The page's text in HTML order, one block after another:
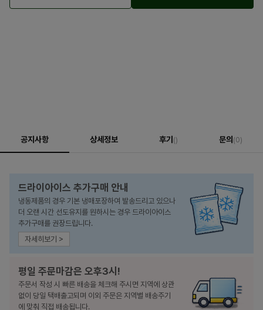
공지사항 상세정보 후기 () 문의 (0)
드라이아이스 추가구매 안내
냉동제품의 경우 기본 냉매포장하여 발송드리고 있으나
더 오랜 시간 선도유지를 원하시는 경우 드라이아이스
추가구매를 권장드립니다.
자세히보기 >
평일 주문마감은 오후3시!
주문서 작성 시 빠른 배송을 체크해 주시면 지역에 상관
없이 당일 택배출고되며 이외 주문은 지역별 배송주기
에 맞춰 직접 배송됩니다.